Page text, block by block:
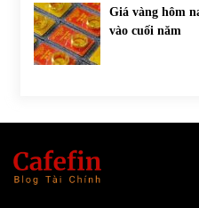
Giá vàng hôm
vào cuối năm